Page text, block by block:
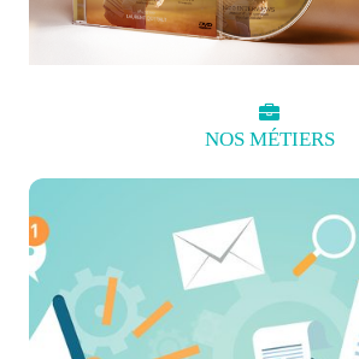
NOS MÉTIERS